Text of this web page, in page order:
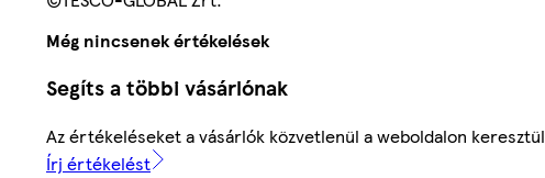
Még nincsenek értékelések
Segíts a többi vásárlónak
Az értékeléseket a vásárlók közvetlenül a weboldalon
Írj értékelést